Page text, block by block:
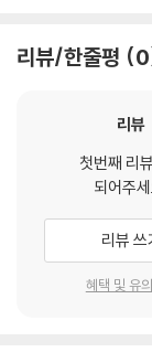
내, 히어로 모두의 과
이들의 임무는 인류
리뷰/한줄평 0
리뷰
첫번째 리
되어주
리뷰 쓰
혜택 및 유